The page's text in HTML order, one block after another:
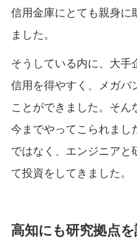
信用金庫にとても親身に
ました。
そうしている内に、大手
信用を得やすく、メガバ
ことができました。そん
今までやってこられまし
ではなく、エンジニアと
て投資をしてきました。
高知にも研究拠点